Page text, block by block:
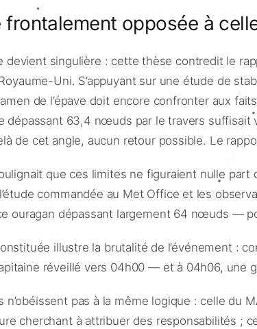
frontalement opposée à
devient singulière : cette thèse contredit le
Uni. S’appuyant sur une étude de
de l’épave doit encore confronter aux
dépassant 63,4 nœuds par le travers suffisait
de cet angle, aucun retour possible. Le
que ces limites ne figuraient nulle part
commandée au Met Office et les
ouragan dépassant largement 64 nœuds —
illustre la brutalité de l’événement :
réveillé vers 04h00 — et à 04h06, une
n’obéissent pas à la même logique : celle du
cherchant à attribuer des responsabilités ;